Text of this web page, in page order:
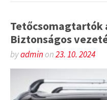
Tetőcsomagtartók
Biztonságos
byadminon23. 10. 2024